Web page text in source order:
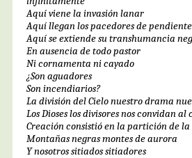
Aquí viene la invasión lanar
Aquí llegan los pacedores de
Aquí se extiende su transhumancia
En ausencia de todo pastor
Ni cornamenta ni cayado
¿Son aguadores
Son incendiarios?
La división del Cielo nuestro drama
Los Dioses los divisores nos convidan
Creación consistió en la partición de
Montañas negras montes de aurora
Y nosotros sitiados sitiadores